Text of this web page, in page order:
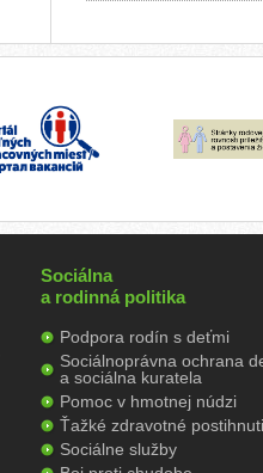
Sociálna
a rodinná politika
Podpora rodín s deťmi
Sociálnoprávna ochrana
a sociálna kuratela
Pomoc v hmotnej núdzi
Ťažké zdravotné
Sociálne služby